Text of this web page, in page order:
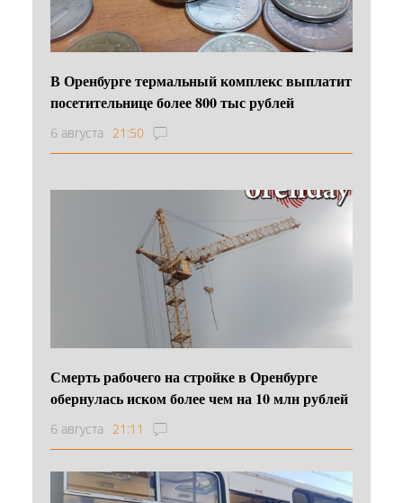
В Оренбурге термальный комплекс выплатит
посетительнице более 800 тыс рублей
6 августа 21:50
Смерть рабочего на стройке в Оренбурге
обернулась иском более чем на 10 млн рублей
6 августа 21:11